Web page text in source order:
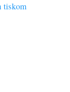
tiskom